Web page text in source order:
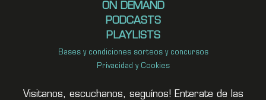
ON DEMAND
PODCASTS
PLAYLISTS
Bases y condiciones sorteos y concursos
Privacidad y Cookies
Visitanos, escuchanos, seguínos! Enterate de las